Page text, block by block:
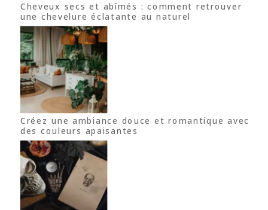
Cheveux secs et abîmés : comment retrouver
une chevelure éclatante au naturel
Créez une ambiance douce et romantique avec
des couleurs apaisantes